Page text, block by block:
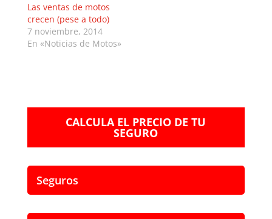
Las ventas de motos
crecen (pese a todo)
7 noviembre, 2014
En «Noticias de Motos»
CALCULA EL PRECIO DE TU
SEGURO
Seguros